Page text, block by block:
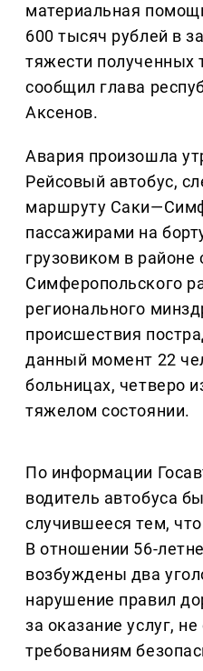
материальная
600 тысяч рублей в
тяжести полученных
сообщил глава
Аксенов.
Авария произошла
Рейсовый автобус,
маршруту
пассажирами на
грузовиком в районе
Симферопольского
регионального
происшествия
данный момент 22
больницах, четверо
тяжелом состоянии.
По информации
водитель автобуса
случившееся тем,
В отношении 56-
возбуждены два
нарушение правил
за оказание услуг,
требованиям